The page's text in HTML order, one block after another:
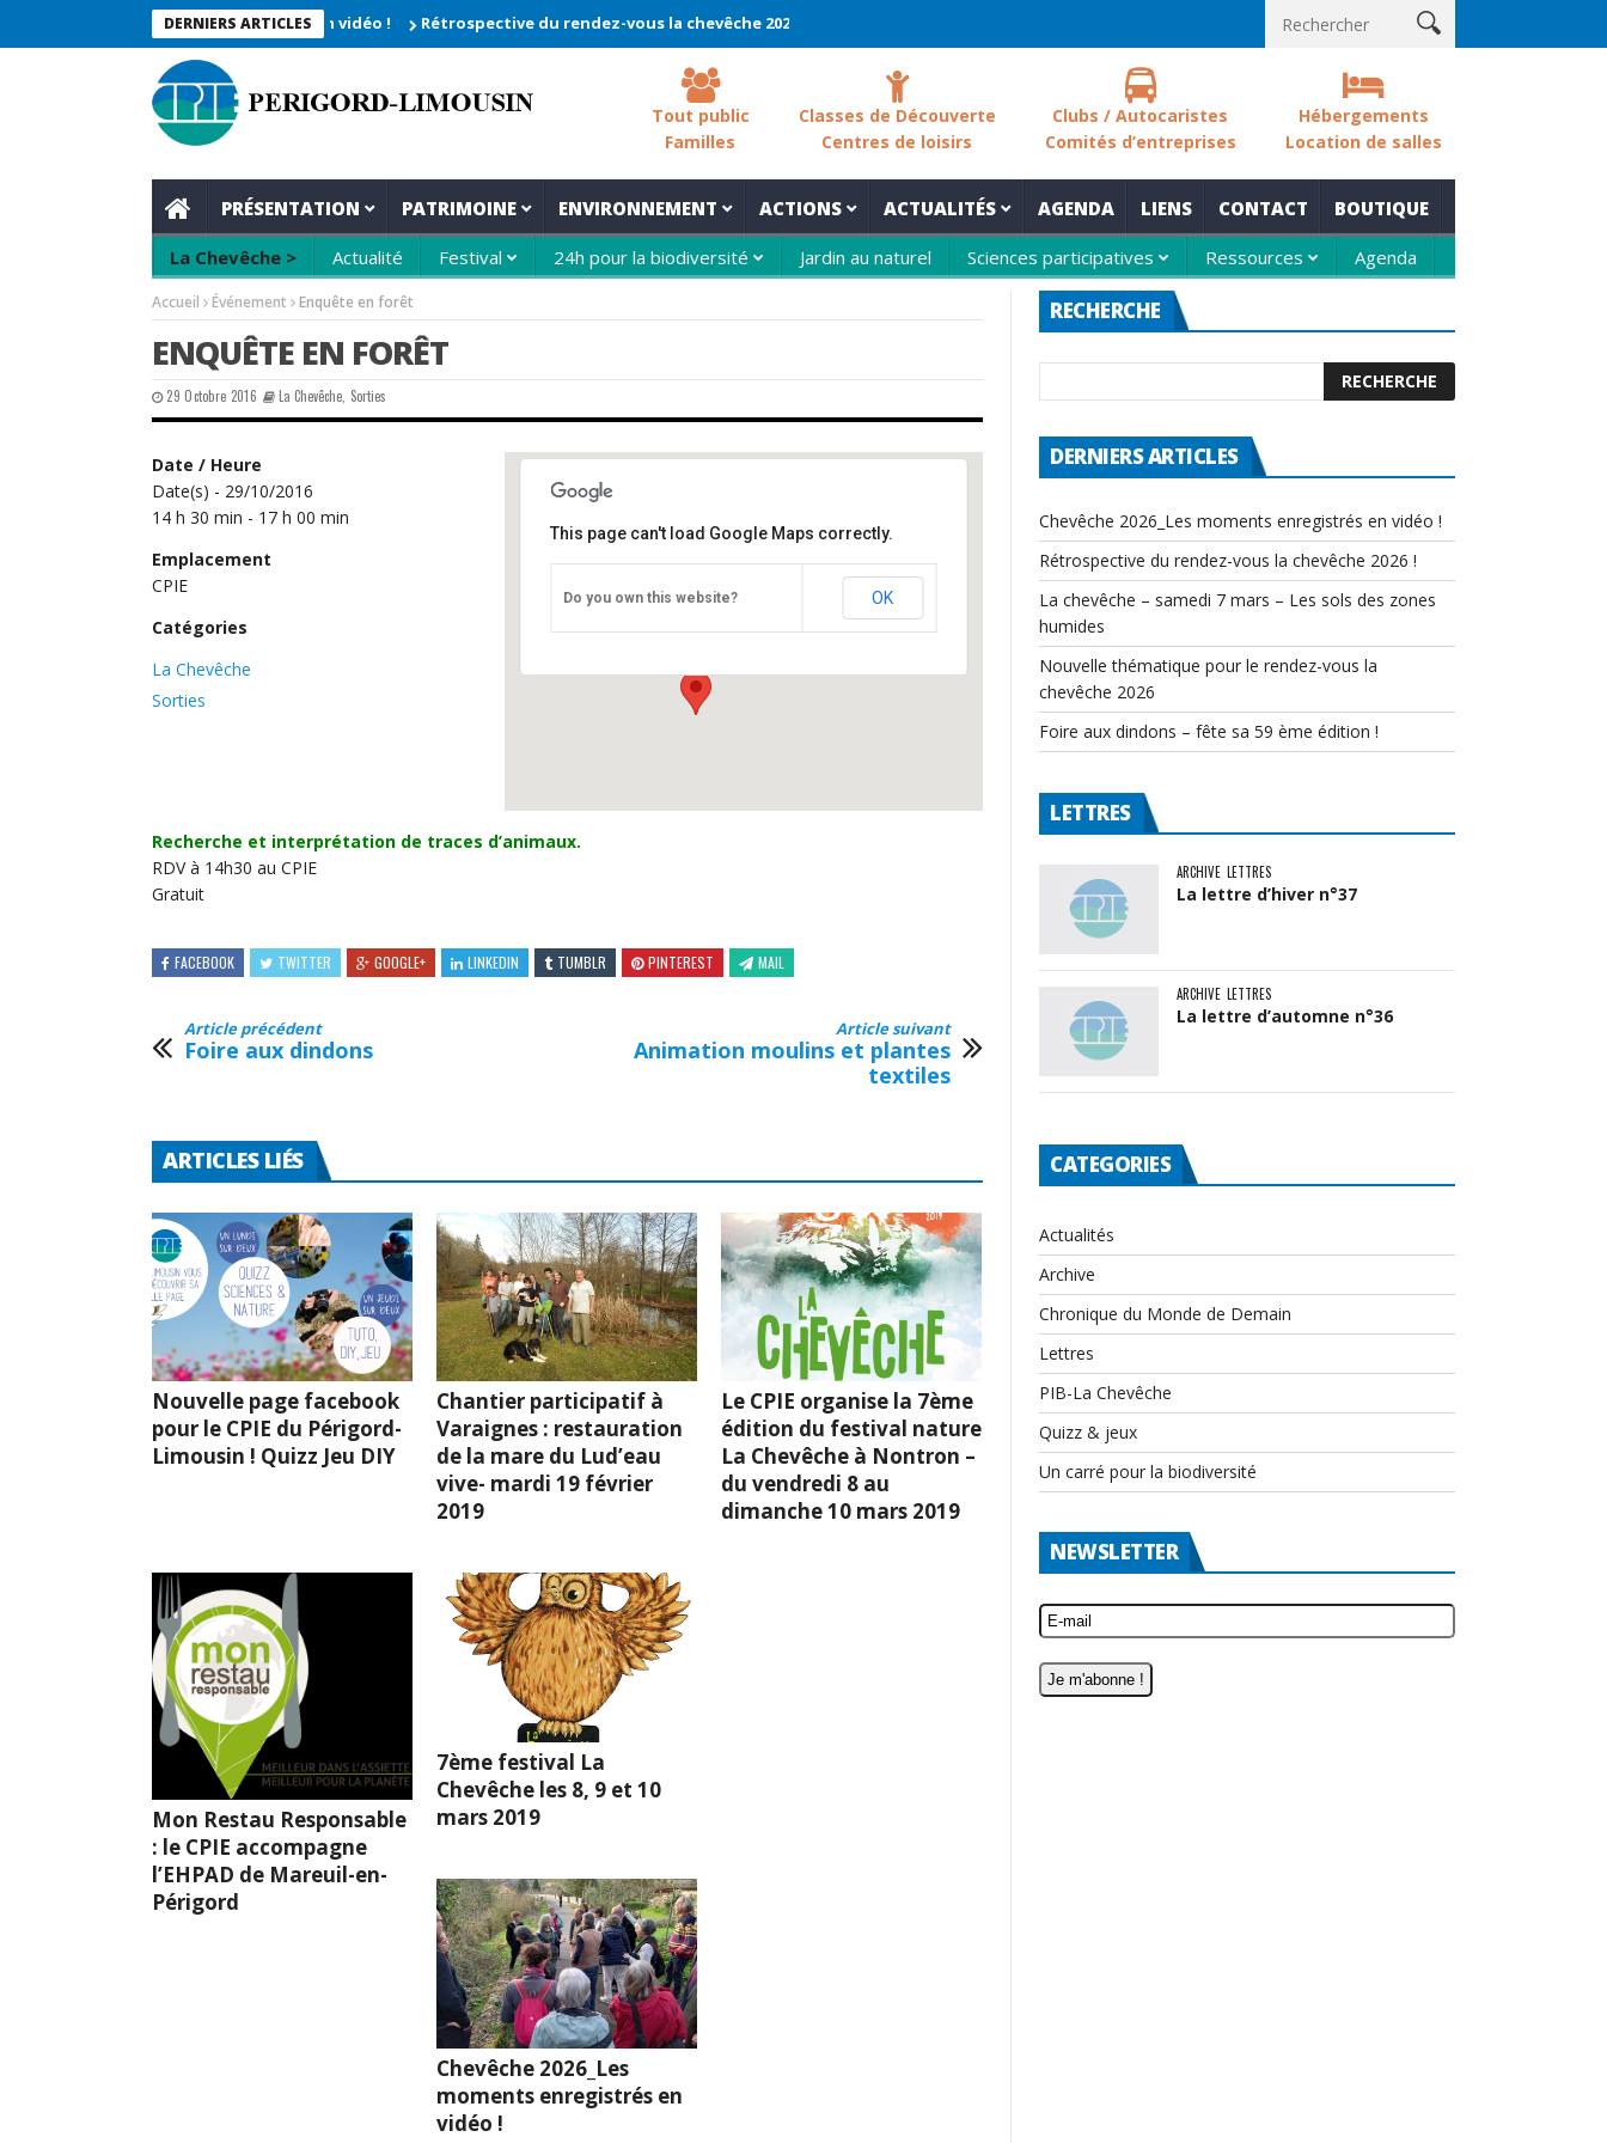
DERNIERS ARTICLES
2026_Les moments enregistrés en vidéo ! Rétrospective du rendez-vous la chevêche 2026 ! Nouvelle thématique pour le rendez-
Tout public
Familles
Classes de Découverte
Centres de loisirs
Clubs / Autocaristes
Comités d’entreprises
Hébergements
Location de salles
PRÉSENTATION PATRIMOINE ENVIRONNEMENT ACTIONS ACTUALITÉS AGENDA LIENS CONTACT BOUTIQUE
La Chevêche > Actualité Festival 24h pour la biodiversité Jardin au naturel Sciences participatives Ressources Agenda
Accueil Événement Enquête en forêt
ENQUÊTE EN FORÊT
29 Octobre 2016 La Chevêche Sorties
CPIE
Château - Varaignes
This page can't load Google Maps correctly.
Do you own this website? OK
Date / Heure
Date(s) - 29/10/2016
14 h 30 min - 17 h 00 min
Emplacement
CPIE
Catégories
La Chevêche
Sorties
Recherche et interprétation de traces d’animaux.
RDV à 14h30 au CPIE
Gratuit
FACEBOOK TWITTER GOOGLE+ LINKEDIN TUMBLR PINTEREST MAIL
Article précédent
Foire aux dindons
Article suivant
Animation moulins et plantes
textiles
ARTICLES LIÉS
Nouvelle page facebook
pour le CPIE du Périgord-
Limousin ! Quizz Jeu DIY
Chantier participatif à
Varaignes : restauration
de la mare du Lud’eau
vive- mardi 19 février
2019
Le CPIE organise la 7ème
édition du festival nature
La Chevêche à Nontron –
du vendredi 8 au
dimanche 10 mars 2019
Mon Restau Responsable
: le CPIE accompagne
l’EHPAD de Mareuil-en-
Périgord
7ème festival La
Chevêche les 8, 9 et 10
mars 2019
Chevêche 2026_Les
moments enregistrés en
vidéo !
RECHERCHE
DERNIERS ARTICLES
Chevêche 2026_Les moments enregistrés en vidéo !
Rétrospective du rendez-vous la chevêche 2026 !
La chevêche – samedi 7 mars – Les sols des zones
humides
Nouvelle thématique pour le rendez-vous la
chevêche 2026
Foire aux dindons – fête sa 59 ème édition !
LETTRES
ARCHIVE LETTRES
La lettre d’hiver n°37
ARCHIVE LETTRES
La lettre d’automne n°36
CATEGORIES
Actualités
Archive
Chronique du Monde de Demain
Lettres
PIB-La Chevêche
Quizz & jeux
Un carré pour la biodiversité
NEWSLETTER